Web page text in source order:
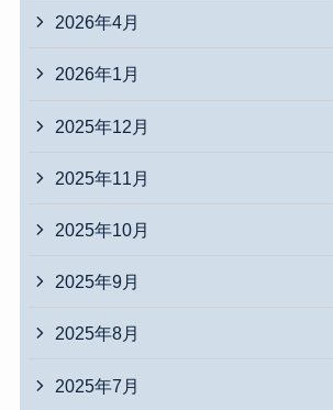
2026年4月
2026年1月
2025年12月
2025年11月
2025年10月
2025年9月
2025年8月
2025年7月